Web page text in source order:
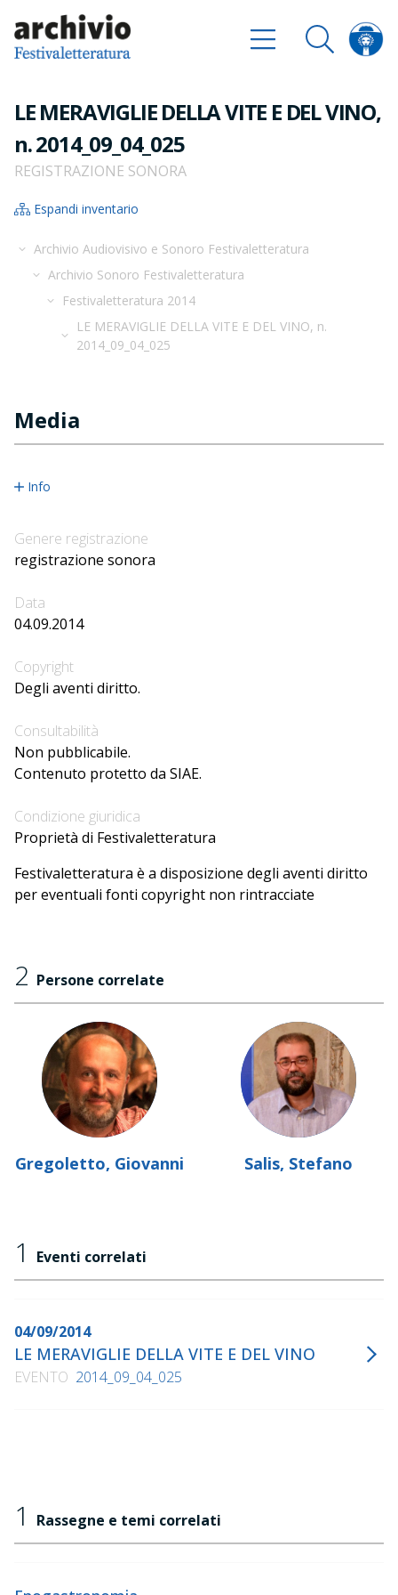
LE MERAVIGLIE DELLA VITE E DEL VINO,
n. 2014_09_04_025
REGISTRAZIONE SONORA
Espandi inventario
Archivio Audiovisivo e Sonoro Festivaletteratura
Archivio Sonoro Festivaletteratura
Festivaletteratura 2014
LE MERAVIGLIE DELLA VITE E DEL VINO, n.
2014_09_04_025
Media
Info
Genere registrazione
registrazione sonora
Data
04.09.2014
Copyright
Degli aventi diritto.
Consultabilità
Non pubblicabile.
Contenuto protetto da SIAE.
Condizione giuridica
Proprietà di Festivaletteratura
Festivaletteratura è a disposizione degli aventi diritto
per eventuali fonti copyright non rintracciate
2 Persone correlate
Gregoletto, Giovanni Salis, Stefano
1 Eventi correlati
04/09/2014
LE MERAVIGLIE DELLA VITE E DEL VINO
EVENTO 2014_09_04_025
1 Rassegne e temi correlati